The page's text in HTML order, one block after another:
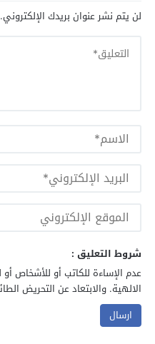
لن يتم نشر عنوان بريدك الإلكتروني.
شروط التعليق :
عدم الإساءة للكاتب أو للأشخاص
الالهية. والابتعاد عن التحريض